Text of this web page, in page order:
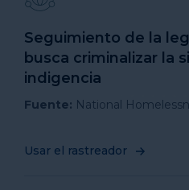
Seguimiento de la
busca criminalizar la
indigencia
Fuente: National
Usar el rastreador